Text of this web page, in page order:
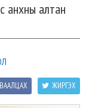
анхны алтан
ЖИРГЭХ